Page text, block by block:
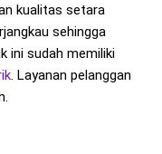
kualitas setara
sehingga
ini sudah memiliki
. Layanan pelanggan